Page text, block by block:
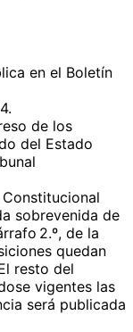
en el Boletín
de los
del Estado
Constitucional
sobrevenida de
2.º, de la
quedan
resto del
vigentes las
será publicada